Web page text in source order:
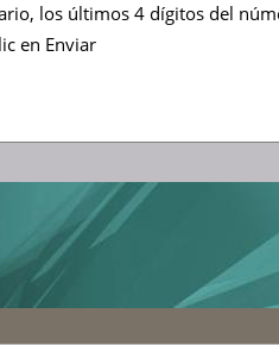
los últimos 4 dígitos del
en Enviar